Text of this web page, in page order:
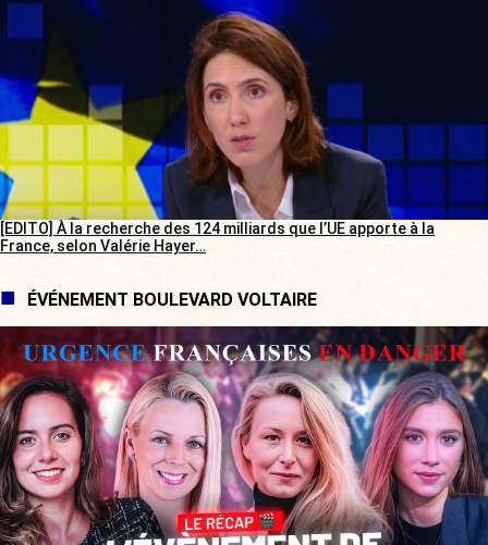
[EDITO] À la recherche des 124 milliards que l’UE apporte à la
France, selon Valérie Hayer…
ÉVÉNEMENT BOULEVARD VOLTAIRE